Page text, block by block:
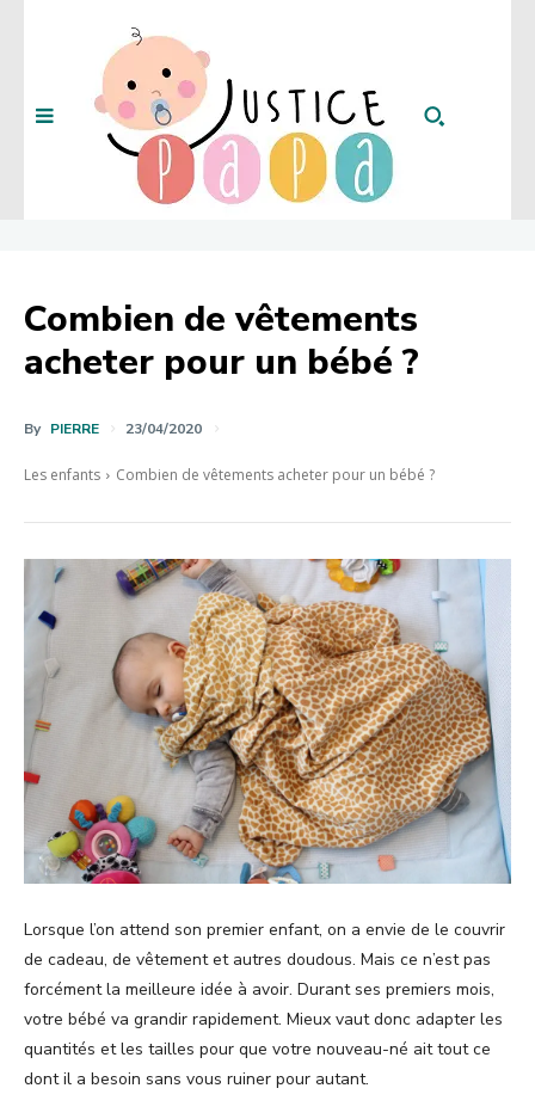
Combien de vêtements
acheter pour un bébé ?
By PIERRE 23/04/2020
Les enfants Combien de vêtements acheter pour un bébé ?
Lorsque l’on attend son premier enfant, on a envie de le couvrir
de cadeau, de vêtement et autres doudous. Mais ce n’est pas
forcément la meilleure idée à avoir. Durant ses premiers mois,
votre bébé va grandir rapidement. Mieux vaut donc adapter les
quantités et les tailles pour que votre nouveau-né ait tout ce
dont il a besoin sans vous ruiner pour autant.